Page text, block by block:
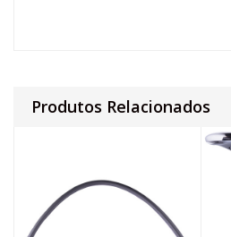
Produtos Relacionados